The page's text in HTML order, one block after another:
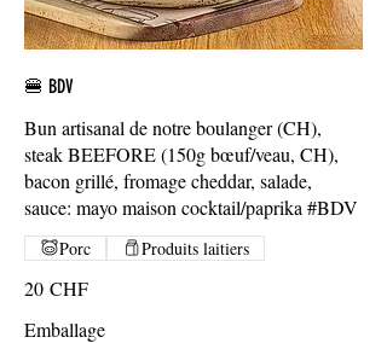
🍔 BDV
Bun artisanal de notre boulanger (CH),
steak BEEFORE (150g bœuf/veau, CH),
bacon grillé, fromage cheddar, salade,
sauce: mayo maison cocktail/paprika #BDV
20 CHF
Porc Produits laitiers
Emballage